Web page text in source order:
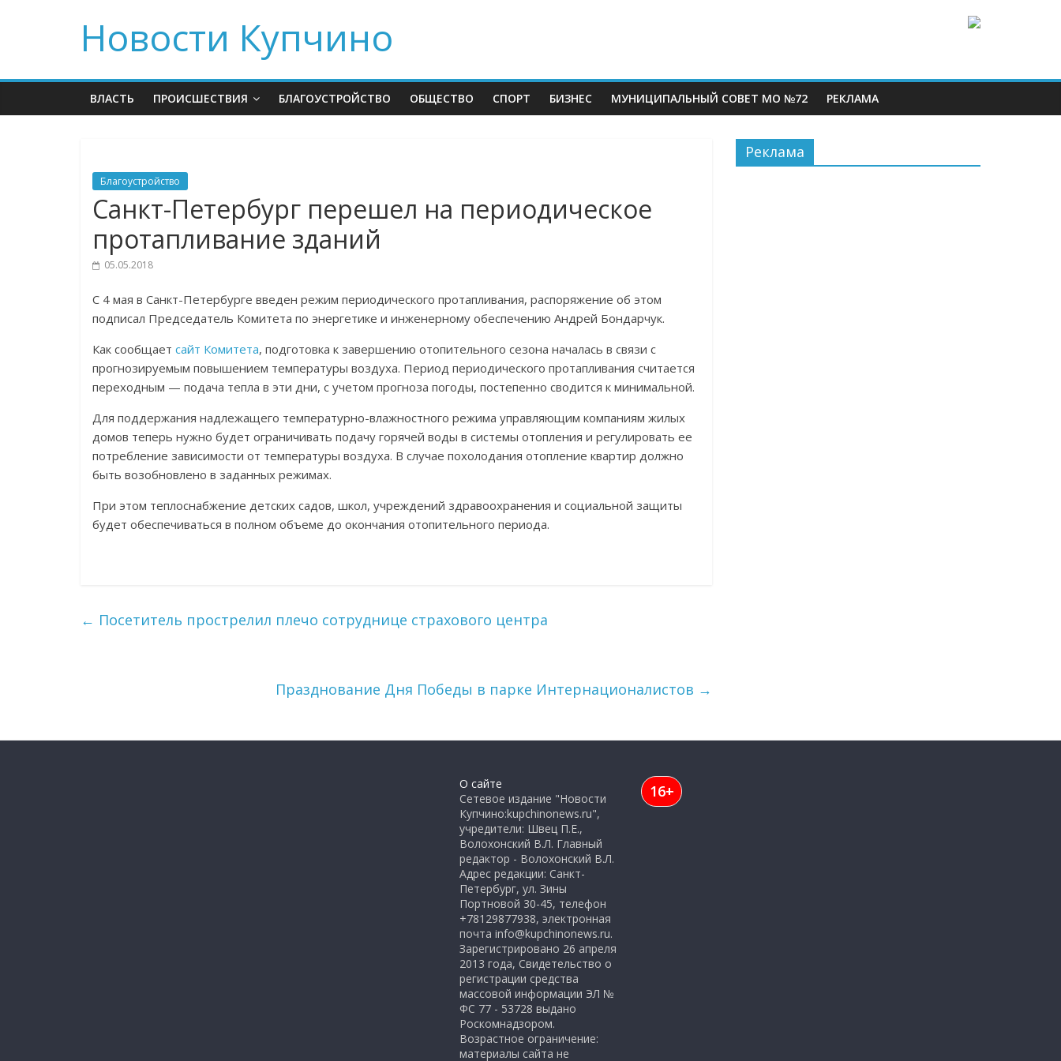
Новости Купчино
ВЛАСТЬ ПРОИСШЕСТВИЯ БЛАГОУСТРОЙСТВО ОБЩЕСТВО СПОРТ БИЗНЕС МУНИЦИПАЛЬНЫЙ СОВЕТ МО №72 РЕКЛАМА
Благоустройство
Санкт-Петербург перешел на периодическое
протапливание зданий
05.05.2018
С 4 мая в Санкт-Петербурге введен режим периодического протапливания, распоряжение об этом
подписал Председатель Комитета по энергетике и инженерному обеспечению Андрей Бондарчук.
Как сообщает сайт Комитета, подготовка к завершению отопительного сезона началась в связи с
прогнозируемым повышением температуры воздуха. Период периодического протапливания считается
переходным — подача тепла в эти дни, с учетом прогноза погоды, постепенно сводится к минимальной.
Для поддержания надлежащего температурно-влажностного режима управляющим компаниям жилых
домов теперь нужно будет ограничивать подачу горячей воды в системы отопления и регулировать ее
потребление зависимости от температуры воздуха. В случае похолодания отопление квартир должно
быть возобновлено в заданных режимах.
При этом теплоснабжение детских садов, школ, учреждений здравоохранения и социальной защиты
будет обеспечиваться в полном объеме до окончания отопительного периода.
← Посетитель прострелил плечо сотруднице страхового центра
Празднование Дня Победы в парке Интернационалистов →
Реклама
О сайте
Сетевое издание "Новости
Купчино:kupchinonews.ru",
учредители: Швец П.Е.,
Волохонский В.Л. Главный
редактор - Волохонский В.Л.
Адрес редакции: Санкт-
Петербург, ул. Зины
Портновой 30-45, телефон
+78129877938, электронная
почта info@kupchinonews.ru.
Зарегистрировано 26 апреля
2013 года, Свидетельство о
регистрации средства
массовой информации ЭЛ №
ФС 77 - 53728 выдано
Роскомнадзором.
Возрастное ограничение:
материалы сайта не
16+